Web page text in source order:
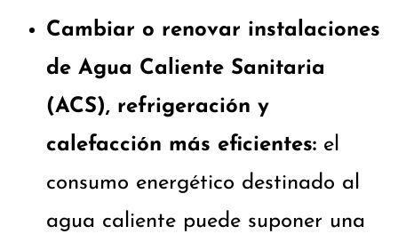
Cambiar o renovar instalaciones
de Agua Caliente Sanitaria
(ACS), refrigeración y
calefacción más eficientes: el
consumo energético destinado al
agua caliente puede suponer una